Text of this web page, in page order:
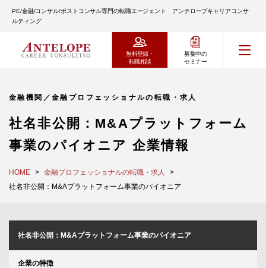
PE/金融/コンサル/ポストコンサル専門の転職エージェント アンテロープキャリアコンサ
ルティング
無料登録・
転職相談
募集中の
セミナー
金融機関／金融プロフェッショナルの転職・求人
社名非公開：M&Aプラットフォーム
事業のパイオニア 企業情報
HOME
金融プロフェッショナルの転職・求人
社名非公開：M&Aプラットフォーム事業のパイオニア
社名非公開：M&Aプラットフォーム事業のパイオニア
企業の特徴